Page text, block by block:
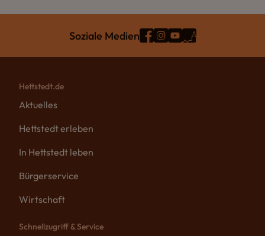
Soziale Medien
Hettstedt.de
Aktuelles
Hettstedt erleben
In Hettstedt leben
Bürgerservice
Wirtschaft
Schnellzugriff & Service